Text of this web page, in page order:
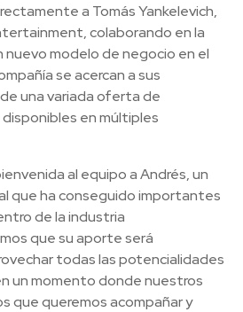
a Tomás Yankelevich,
colaborando en la
modelo de negocio en el
se acercan a sus
una variada oferta de
en múltiples
al equipo a Andrés, un
que ha conseguido importantes
de la industria
que su aporte será
todas las potencialidades
un momento donde nuestros
que queremos acompañar y